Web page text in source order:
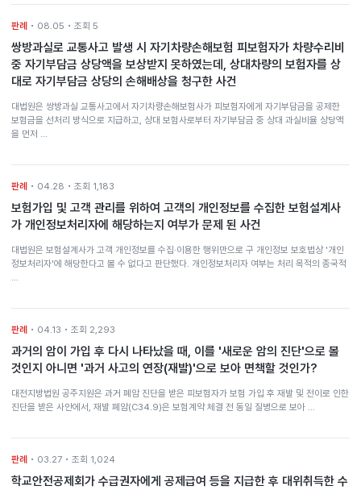
판례 • 08.05 • 조회 5
쌍방과실로 교통사고 발생 시 자기차량손해보험 피보험자가 차량수리비
중 자기부담금 상당액을 보상받지 못하였는데, 상대차량의 보험자를 상
대로 자기부담금 상당의 손해배상을 청구한 사건
대법원은 쌍방과실 교통사고에서 자기차량손해보험사가 피보험자에게 자기부담금을 공제한
보험금을 선처리 방식으로 지급하고, 상대 보험사로부터 자기부담금 중 상대 과실비율 상당액
을 먼저 …
판례 • 04.28 • 조회 1,183
보험가입 및 고객 관리를 위하여 고객의 개인정보를 수집한 보험설계사
가 개인정보처리자에 해당하는지 여부가 문제 된 사건
대법원은 보험설계사가 고객 개인정보를 수집·이용한 행위만으로 구 개인정보 보호법상 '개인
정보처리자'에 해당한다고 볼 수 없다고 판단했다. 개인정보처리자 여부는 처리 목적의 종국적
판례 • 04.13 • 조회 2,293
과거의 암이 가입 후 다시 나타났을 때, 이를 '새로운 암의 진단'으로 볼
것인지 아니면 '과거 사고의 연장(재발)'으로 보아 면책할 것인가?
대전지방법원 공주지원은 과거 폐암 진단을 받은 피보험자가 보험 가입 후 재발 및 전이로 인한
진단을 받은 사안에서, 재발 폐암(C34.9)은 보험계약 체결 전 동일 질병으로 보아 …
판례 • 03.27 • 조회 1,024
학교안전공제회가 수급권자에게 공제급여 등을 지급한 후 대위취득한 수